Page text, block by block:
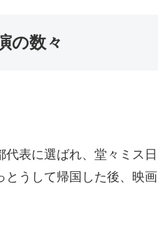
の数々
表に選ばれ、堂々ミス日
とうして帰国した後、映画